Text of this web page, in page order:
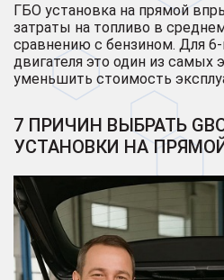
ГБО установка на прямой
затраты на топливо в
сравнению с бензином. Для
двигателя это один из
уменьшить стоимость
7 ПРИЧИН ВЫБРАТЬ
УСТАНОВКИ НА